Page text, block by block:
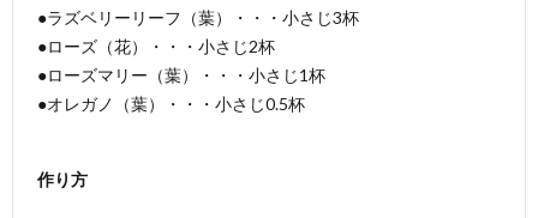
●ラズベリーリーフ（葉）・・・小さじ3杯
●ローズ（花）・・・小さじ2杯
●ローズマリー（葉）・・・小さじ1杯
●オレガノ（葉）・・・小さじ0.5杯
作り方